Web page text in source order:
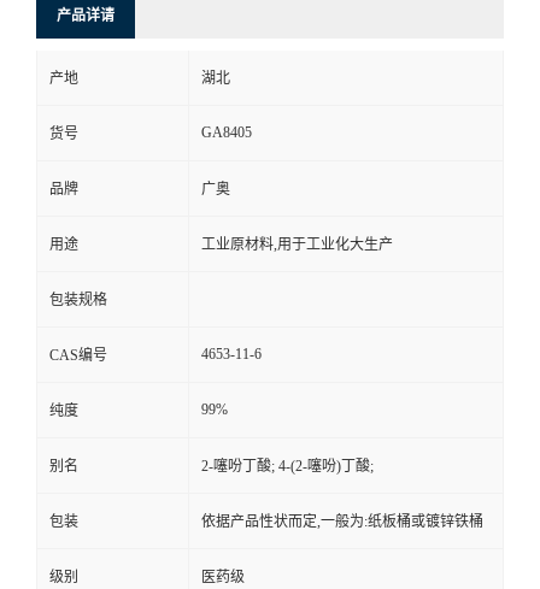
产品详请
产地 湖北
货号 GA8405
品牌 广奥
用途 工业原材料,用于工业化大生产
包装规格
CAS编号 4653-11-6
纯度 99%
别名 2-噻吩丁酸; 4-(2-噻吩)丁酸;
包装 依据产品性状而定,一般为:纸板桶或镀锌铁桶
级别 医药级